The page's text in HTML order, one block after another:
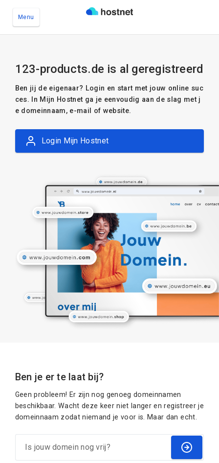
Menu
123-products.de is al geregistreerd
Ben jij de eigenaar? Login en start met jouw online suc
ces. In Mijn Hostnet ga je eenvoudig aan de slag met j
e domeinnaam, e-mail of website.
Login Mijn Hostnet
Ben je er te laat bij?
Geen probleem! Er zijn nog genoeg domeinnamen
beschikbaar. Wacht deze keer niet langer en registreer je
domeinnaam zodat niemand je voor is. Maar dan echt.